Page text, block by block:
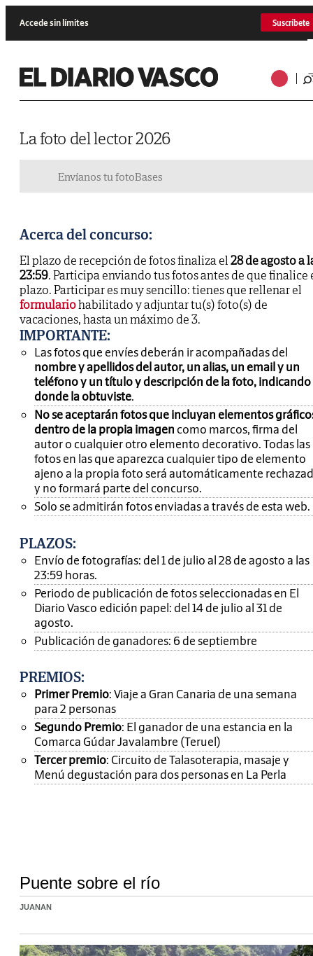
Accede sin límites Suscríbete
La foto del lector 2026
Envíanos tu fotoBases
Acerca del concurso:
El plazo de recepción de fotos finaliza el28 de agosto a
23:59. Participa enviando tus fotos antes de que finalice
plazo. Participar es muy sencillo: tienes que rellenar el
formulariohabilitado y adjuntar tu(s) foto(s) de
vacaciones, hasta un máximo de 3.
IMPORTANTE:
Las fotos que envíes deberán ir acompañadas del
nombre y apellidos del autor, un alias, un email y un
teléfono y un título y descripción de la foto, indicando
donde la obtuviste.
No se aceptarán fotos que incluyan elementos
dentro de la propia imagen como marcos, firma del
autor o cualquier otro elemento decorativo. Todas las
fotos en las que aparezca cualquier tipo de elemento
ajeno a la propia foto será automáticamente
y no formará parte del concurso.
Solo se admitirán fotos enviadas a través de esta web.
PLAZOS:
Envío de fotografías: del 1 de julio al 28 de agosto a las
23:59 horas.
Periodo de publicación de fotos seleccionadas en El
Diario Vasco edición papel: del 14 de julio al 31 de
agosto.
Publicación de ganadores: 6 de septiembre
PREMIOS:
Primer Premio: Viaje a Gran Canaria de una semana
para 2 personas
Segundo Premio: El ganador de una estancia en la
Comarca Gúdar Javalambre (Teruel)
Tercer premio: Circuito de Talasoterapia, masaje y
Menú degustación para dos personas en La Perla
Puente sobre el río
JUANAN